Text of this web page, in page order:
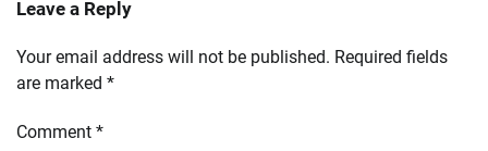
Leave a Reply
Your email address will not be published. Required fields
are marked *
Comment *